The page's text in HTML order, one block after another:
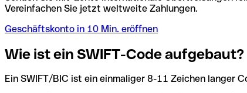
Vereinfachen Sie jetzt weltweite Zahlungen.
Geschäftskonto in 10 Min. eröffnen
Wie ist ein SWIFT-Code aufgebaut?
Ein SWIFT/BIC ist ein einmaliger 8-11 Zeichen langer